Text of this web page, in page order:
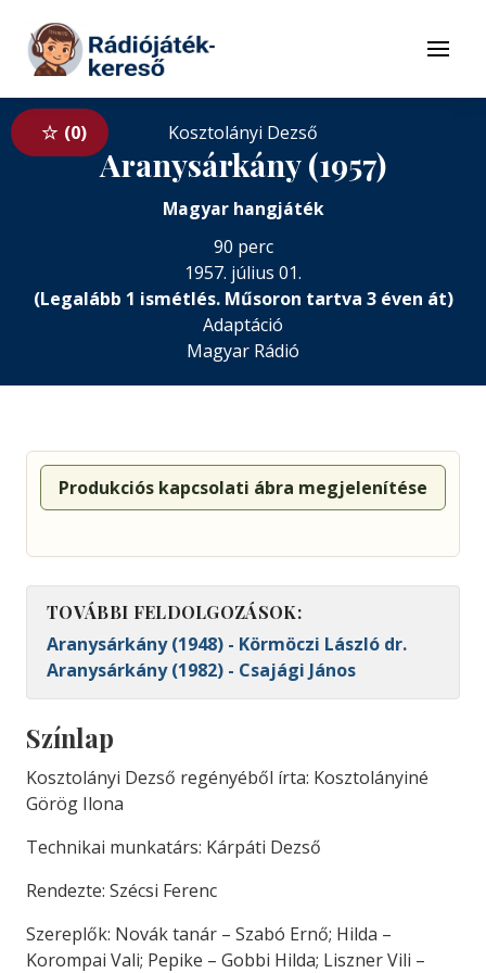
Tovább a tartalomhoz
Menü
0 Kosztolányi Dezső
Aranysárkány (1957)
Magyar hangjáték
90 perc
1957. július 01.
(Legalább 1 ismétlés. Műsoron tartva 3 éven át)
Adaptáció
Magyar Rádió
Produkciós kapcsolati ábra megjelenítése
TOVÁBBI FELDOLGOZÁSOK:
Aranysárkány (1948) - Körmöczi László dr.
Aranysárkány (1982) - Csajági János
Színlap
Kosztolányi Dezső regényéből írta: Kosztolányiné
Görög Ilona
Technikai munkatárs: Kárpáti Dezső
Rendezte: Szécsi Ferenc
Szereplők: Novák tanár – Szabó Ernő; Hilda –
Korompai Vali; Pepike – Gobbi Hilda; Liszner Vili –